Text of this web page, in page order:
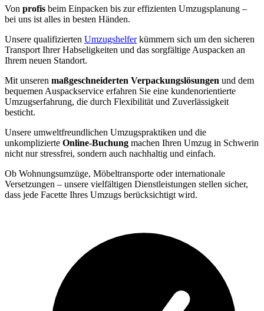
Von profis beim Einpacken bis zur effizienten Umzugsplanung –
bei uns ist alles in besten Händen.
Unsere qualifizierten Umzugshelferkümmern sich um den sicheren
Transport Ihrer Habseligkeiten und das sorgfältige Auspacken an
Ihrem neuen Standort.
Mit unseren maßgeschneiderten Verpackungslösungen und dem
bequemen Auspackservice erfahren Sie eine kundenorientierte
Umzugserfahrung, die durch Flexibilität und Zuverlässigkeit
besticht.
Unsere umweltfreundlichen Umzugspraktiken und die
unkomplizierte Online-Buchung machen Ihren Umzug in Schwerin
nicht nur stressfrei, sondern auch nachhaltig und einfach.
Ob Wohnungsumzüge, Möbeltransporte oder internationale
Versetzungen – unsere vielfältigen Dienstleistungen stellen sicher,
dass jede Facette Ihres Umzugs berücksichtigt wird.